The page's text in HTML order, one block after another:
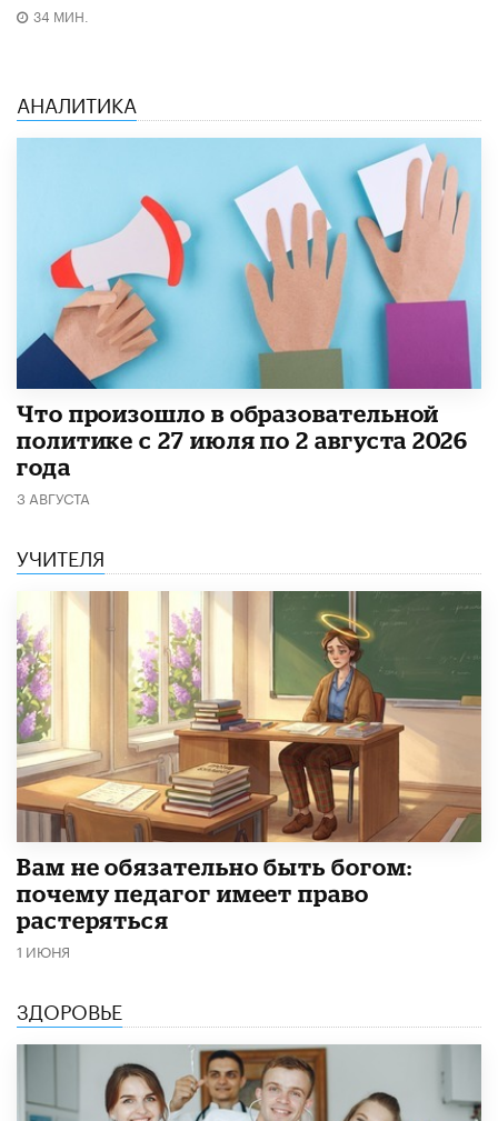
34 МИН.
АНАЛИТИКА
​Что произошло в образовательной
политике с 27 июля по 2 августа 2026
года
3 АВГУСТА
УЧИТЕЛЯ
​Вам не обязательно быть богом:
почему педагог имеет право
растеряться
1 ИЮНЯ
ЗДОРОВЬЕ